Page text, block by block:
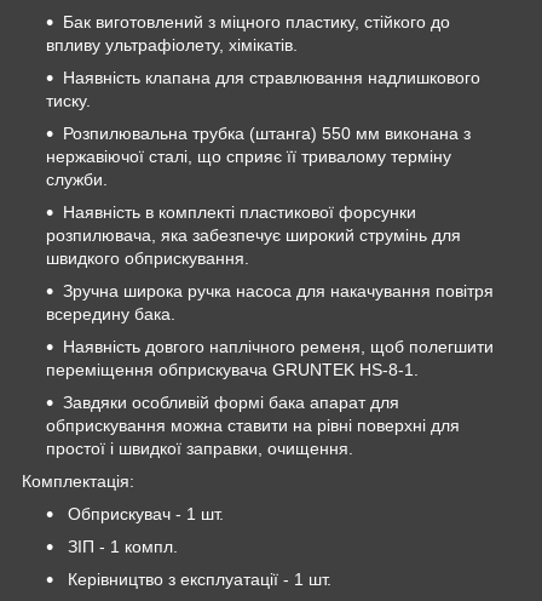
Бак виготовлений з міцного пластику, стійкого до
впливу ультрафіолету, хімікатів.
Наявність клапана для стравлювання надлишкового
тиску.
Розпилювальна трубка (штанга) 550 мм виконана з
нержавіючої сталі, що сприяє її тривалому терміну
служби.
Наявність в комплекті пластикової форсунки
розпилювача, яка забезпечує широкий струмінь для
швидкого обприскування.
Зручна широка ручка насоса для накачування повітря
всередину бака.
Наявність довгого наплічного ременя, щоб полегшити
переміщення обприскувача GRUNTEK HS-8-1.
Завдяки особливій формі бака апарат для
обприскування можна ставити на рівні поверхні для
простої і швидкої заправки, очищення.
Комплектація:
Обприскувач - 1 шт.
ЗІП - 1 компл.
Керівництво з експлуатації - 1 шт.